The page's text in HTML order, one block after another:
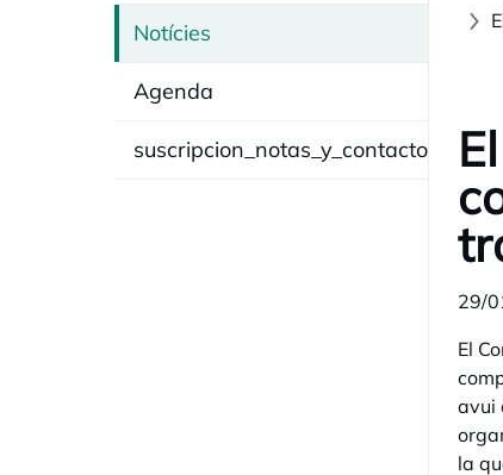
Notícies
Agenda
suscripcion_notas_y_contacto
29/
El
avui
la